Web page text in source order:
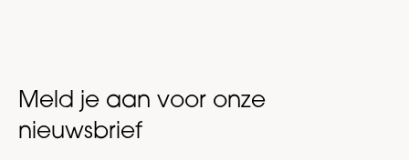
Meld je aan voor onze
nieuwsbrief